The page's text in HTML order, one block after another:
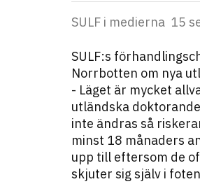
SULF i medierna 15
SULF:s
Norrbotten om nya
- Läget är mycket
utländska
inte ändras så
minst 18 månaders
upp till eftersom de
skjuter sig själv i